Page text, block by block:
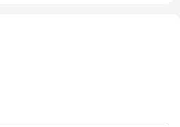
Mi 9 Lite e Mi A3 Gold